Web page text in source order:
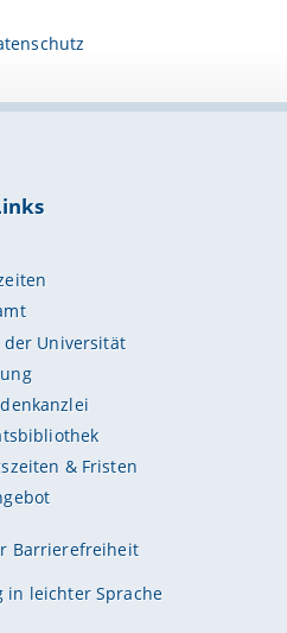
der Universität
& Fristen
Barrierefreiheit
in leichter Sprache